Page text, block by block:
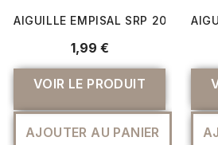
AIGUILLE EMPISAL SRP 20/50/60 -
1,99 €
VOIR LE PRODUIT
AJOUTER AU PANIER